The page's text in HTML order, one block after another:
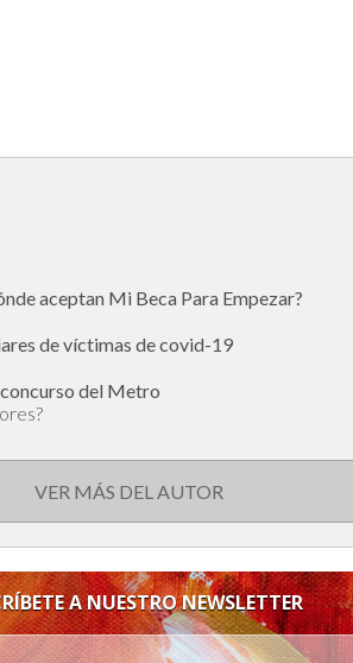
aceptan Mi Beca Para Empezar?
de víctimas de covid-19
del Metro
VER MÁS DEL AUTOR
A NUESTRO NEWSLETTER